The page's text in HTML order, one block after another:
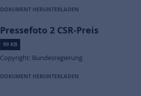
DOKUMENT HERUNTERLADEN
Pressefoto 2 CSR-Preis
99 KB
Copyright: Bundesregierung
DOKUMENT HERUNTERLADEN